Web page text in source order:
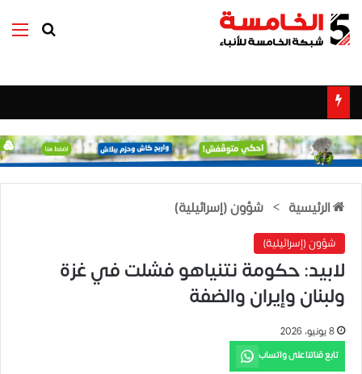
بحث عن
الرئيسية > شؤون (إسرائيلية)
شؤون (إسرائيلية)
لابيد: حكومة نتنياهو فشلت في غزة
ولبنان وإيران والضفة
8 يونيو، 2026
تابع قناتنا على واتساب